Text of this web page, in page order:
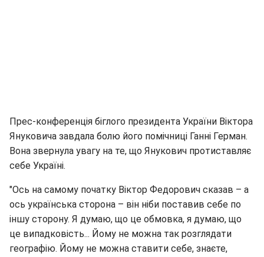
Прес-конференція біглого президента України Віктора
Януковича завдала болю його помічниці Ганні Герман.
Вона звернула увагу на те, що Янукович протиставляє
себе Україні.
"Ось на самому початку Віктор Федорович сказав – а
ось українська сторона – він ніби поставив себе по
іншу сторону. Я думаю, що це обмовка, я думаю, що
це випадковість... Йому не можна так розглядати
географію. Йому не можна ставити себе, знаєте,